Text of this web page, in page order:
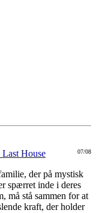
07/08
Last House
der på mystisk
spærret inde i deres
må stå sammen for at
kraft, der holder